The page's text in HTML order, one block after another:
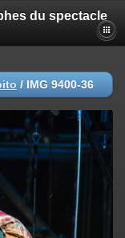
du spectacle
/ IMG 9400-36